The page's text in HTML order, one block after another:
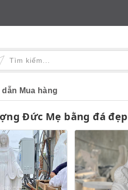
Mua hàng
Đức Mẹ bằng đá